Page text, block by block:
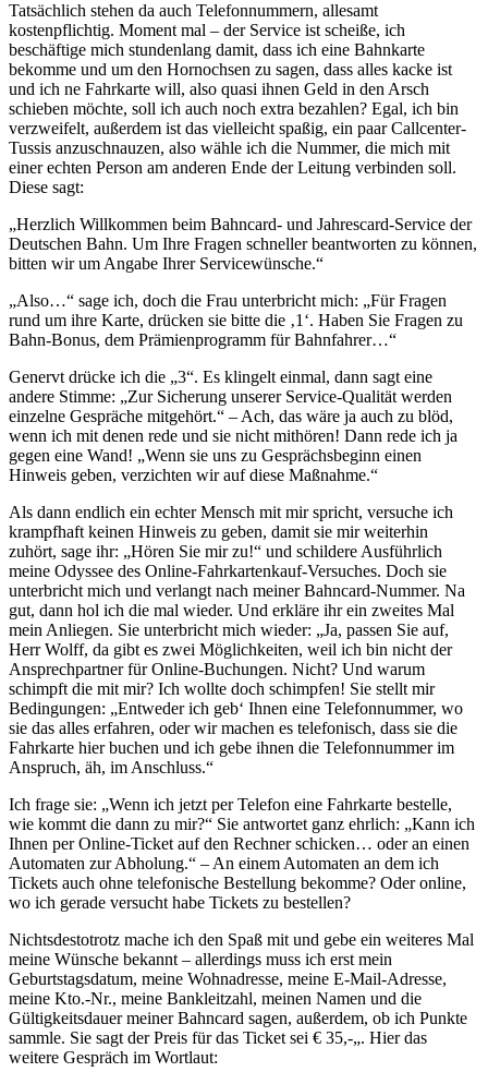
Tatsächlich stehen da auch Telefonnummern, allesamt
kostenpflichtig. Moment mal – der Service ist scheiße, ich
beschäftige mich stundenlang damit, dass ich eine Bahnkarte
bekomme und um den Hornochsen zu sagen, dass alles kacke ist
und ich ne Fahrkarte will, also quasi ihnen Geld in den Arsch
schieben möchte, soll ich auch noch extra bezahlen? Egal, ich bin
verzweifelt, außerdem ist das vielleicht spaßig, ein paar Callcenter-
Tussis anzuschnauzen, also wähle ich die Nummer, die mich mit
einer echten Person am anderen Ende der Leitung verbinden soll.
Diese sagt:
„Herzlich Willkommen beim Bahncard- und Jahrescard-Service der
Deutschen Bahn. Um Ihre Fragen schneller beantworten zu können,
bitten wir um Angabe Ihrer Servicewünsche.“
„Also…“ sage ich, doch die Frau unterbricht mich: „Für Fragen
rund um ihre Karte, drücken sie bitte die ‚1‘. Haben Sie Fragen zu
Bahn-Bonus, dem Prämienprogramm für Bahnfahrer…“
Genervt drücke ich die „3“. Es klingelt einmal, dann sagt eine
andere Stimme: „Zur Sicherung unserer Service-Qualität werden
einzelne Gespräche mitgehört.“ – Ach, das wäre ja auch zu blöd,
wenn ich mit denen rede und sie nicht mithören! Dann rede ich ja
gegen eine Wand! „Wenn sie uns zu Gesprächsbeginn einen
Hinweis geben, verzichten wir auf diese Maßnahme.“
Als dann endlich ein echter Mensch mit mir spricht, versuche ich
krampfhaft keinen Hinweis zu geben, damit sie mir weiterhin
zuhört, sage ihr: „Hören Sie mir zu!“ und schildere Ausführlich
meine Odyssee des Online-Fahrkartenkauf-Versuches. Doch sie
unterbricht mich und verlangt nach meiner Bahncard-Nummer. Na
gut, dann hol ich die mal wieder. Und erkläre ihr ein zweites Mal
mein Anliegen. Sie unterbricht mich wieder: „Ja, passen Sie auf,
Herr Wolff, da gibt es zwei Möglichkeiten, weil ich bin nicht der
Ansprechpartner für Online-Buchungen. Nicht? Und warum
schimpft die mit mir? Ich wollte doch schimpfen! Sie stellt mir
Bedingungen: „Entweder ich geb‘ Ihnen eine Telefonnummer, wo
sie das alles erfahren, oder wir machen es telefonisch, dass sie die
Fahrkarte hier buchen und ich gebe ihnen die Telefonnummer im
Anspruch, äh, im Anschluss.“
Ich frage sie: „Wenn ich jetzt per Telefon eine Fahrkarte bestelle,
wie kommt die dann zu mir?“ Sie antwortet ganz ehrlich: „Kann ich
Ihnen per Online-Ticket auf den Rechner schicken… oder an einen
Automaten zur Abholung.“ – An einem Automaten an dem ich
Tickets auch ohne telefonische Bestellung bekomme? Oder online,
wo ich gerade versucht habe Tickets zu bestellen?
Nichtsdestotrotz mache ich den Spaß mit und gebe ein weiteres Mal
meine Wünsche bekannt – allerdings muss ich erst mein
Geburtstagsdatum, meine Wohnadresse, meine E-Mail-Adresse,
meine Kto.-Nr., meine Bankleitzahl, meinen Namen und die
Gültigkeitsdauer meiner Bahncard sagen, außerdem, ob ich Punkte
sammle. Sie sagt der Preis für das Ticket sei € 35,-„. Hier das
weitere Gespräch im Wortlaut: